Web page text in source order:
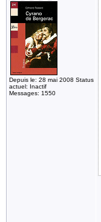
Depuis le: 28 mai 2008 Status
actuel: Inactif
Messages: 1550